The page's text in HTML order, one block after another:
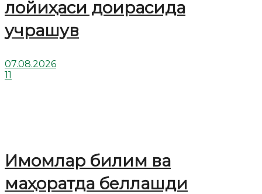
лойиҳаси доирасида
учрашув
07.08.2026
11
Имомлар билим ва
маҳоратда беллашди